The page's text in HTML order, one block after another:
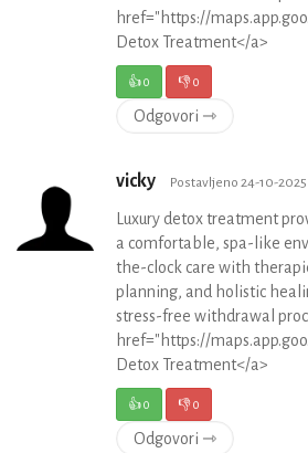
href="https://
Detox Treatment</a>
👍0 👎0
Odgovori ⇾
vicky Postavljeno 24-10-2025
Luxury detox treatment
a comfortable, spa-like
the-clock care with
planning, and holistic
stress-free withdrawal
href="https://
Detox Treatment</a>
👍0 👎0
Odgovori ⇾